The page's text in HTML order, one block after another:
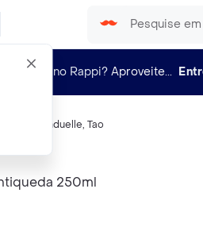
Novo no Rappi? Aproveite...
Bonduelle, Tao